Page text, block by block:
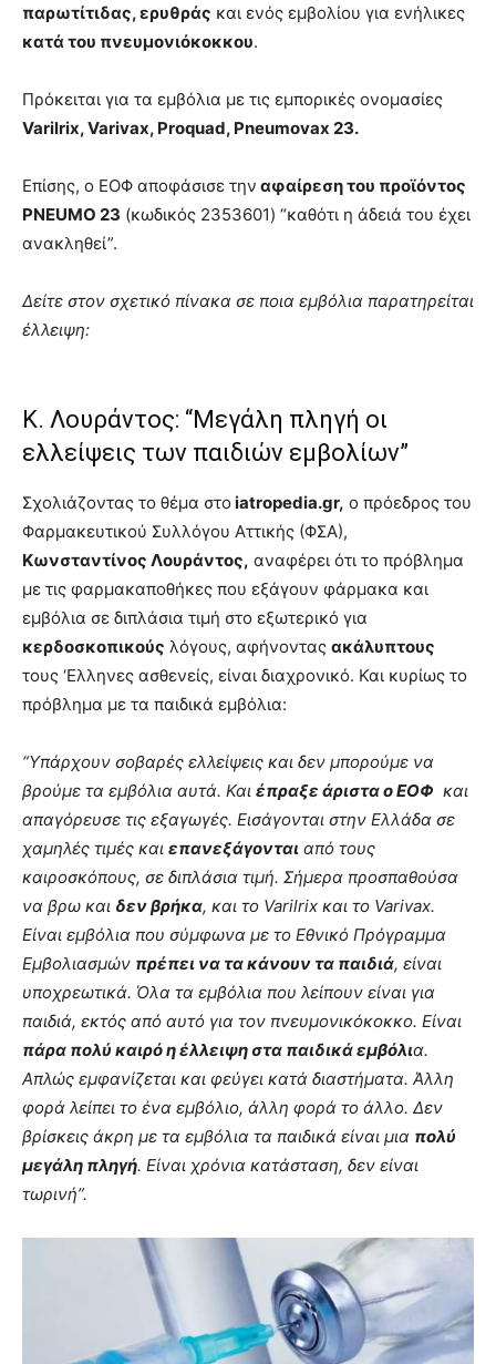
παρωτίτιδας, ερυθράς και ενός εμβολίου για ενήλικες
κατά του πνευμονιόκοκκου.
Πρόκειται για τα εμβόλια με τις εμπορικές ονομασίες
Varilrix, Varivax, Proquad, Pneumovax 23.
Επίσης, ο ΕΟΦ αποφάσισε την αφαίρεση του προϊόντος
PNEUMO 23 (κωδικός 2353601) “καθότι η άδειά του έχει
ανακληθεί”.
Δείτε στον σχετικό πίνακα σε ποια εμβόλια παρατηρείται
έλλειψη:
Κ. Λουράντος: “Μεγάλη πληγή οι
ελλείψεις των παιδιών εμβολίων”
Σχολιάζοντας το θέμα στο iatropedia.gr, ο πρόεδρος του
Φαρμακευτικού Συλλόγου Αττικής (ΦΣΑ),
Κωνσταντίνος Λουράντος, αναφέρει ότι το πρόβλημα
με τις φαρμακαποθήκες που εξάγουν φάρμακα και
εμβόλια σε διπλάσια τιμή στο εξωτερικό για
κερδοσκοπικούς λόγους, αφήνοντας ακάλυπτους
τους ‘Ελληνες ασθενείς, είναι διαχρονικό. Και κυρίως το
πρόβλημα με τα παιδικά εμβόλια:
“Υπάρχουν σοβαρές ελλείψεις και δεν μπορούμε να
βρούμε τα εμβόλια αυτά. Και έπραξε άριστα ο ΕΟΦ και
απαγόρευσε τις εξαγωγές. Εισάγονται στην Ελλάδα σε
χαμηλές τιμές και επανεξάγονται από τους
καιροσκόπους, σε διπλάσια τιμή. Σήμερα προσπαθούσα
να βρω και δεν βρήκα, και το Varilrix και το Varivax.
Είναι εμβόλια που σύμφωνα με το Εθνικό Πρόγραμμα
Εμβολιασμών πρέπει να τα κάνουν τα παιδιά, είναι
υποχρεωτικά. Όλα τα εμβόλια που λείπουν είναι για
παιδιά, εκτός από αυτό για τον πνευμονικόκοκκο. Είναι
πάρα πολύ καιρό η έλλειψη στα παιδικά εμβόλια.
Απλώς εμφανίζεται και φεύγει κατά διαστήματα. Άλλη
φορά λείπει το ένα εμβόλιο, άλλη φορά το άλλο. Δεν
βρίσκεις άκρη με τα εμβόλια τα παιδικά είναι μια πολύ
μεγάλη πληγή. Είναι χρόνια κατάσταση, δεν είναι
τωρινή”.